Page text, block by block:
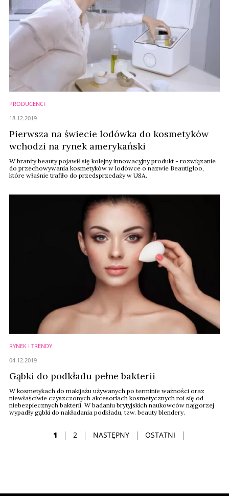
PRODUCENCI
Pierwsza na świecie lodówka do kosmetyków
wchodzi na rynek amerykański
W branży beauty pojawił się kolejny innowacyjny produkt - rozwiązanie
do przechowywania kosmetyków w lodówce o nazwie Beautigloo,
które właśnie trafiło do przedsprzedaży w USA.
18.12.2019
RYNEK I TRENDY
Gąbki do podkładu pełne bakterii
W kosmetykach do makijażu używanych po terminie ważności oraz
niewłaściwie czyszczonych akcesoriach kosmetycznych roi się od
niebezpiecznych bakterii. W badaniu brytyjskich naukowców najgorzej
wypadły gąbki do nakładania podkładu, tzw. beauty blendery.
04.12.2019
1 2 NASTĘPNY OSTATNI